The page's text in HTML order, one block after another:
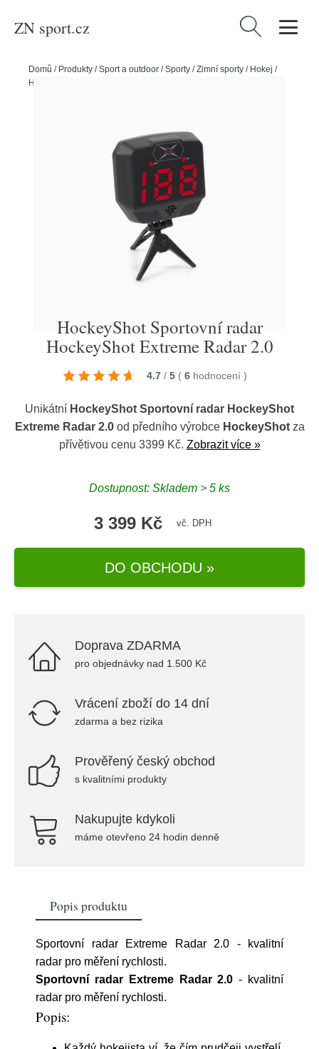
ZN sport.cz Vyhledávání
Domů / Produkty /Sport a outdoor /Sporty /Zimní sporty / Hokej /
HockeyShot Sportovní radar HockeyShot Extreme Radar 2.0
HockeyShot Sportovní radar
HockeyShot Extreme Radar 2.0
4.7 / 5 ( 6 hodnocení )
Unikátní HockeyShot Sportovní radar HockeyShot
Extreme Radar 2.0od předního výrobce HockeyShotza
přívětivou cenu 3399 Kč. Zobrazit více »
Dostupnost: Skladem > 5 ks
3 399 Kč vč. DPH
DO OBCHODU »
Doprava ZDARMA
pro objednávky nad 1.500 Kč
Vrácení zboží do 14 dní
zdarma a bez rizika
Prověřený český obchod
s kvalitními produkty
Nakupujte kdykoli
máme otevřeno 24 hodin denně
Popis produktu
Sportovní radar Extreme Radar 2.0 - kvalitní
radar pro měření rychlosti.
Sportovní radar Extreme Radar 2.0 - kvalitní
radar pro měření rychlosti.
Popis: